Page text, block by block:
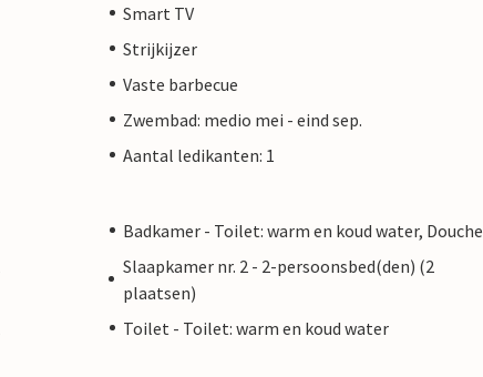
Smart TV
Strijkijzer
Vaste barbecue
Zwembad: medio mei - eind sep.
Aantal ledikanten: 1
Badkamer - Toilet: warm en koud water, Douche
Slaapkamer nr. 2 - 2-persoonsbed(den) (2
plaatsen)
Toilet - Toilet: warm en koud water